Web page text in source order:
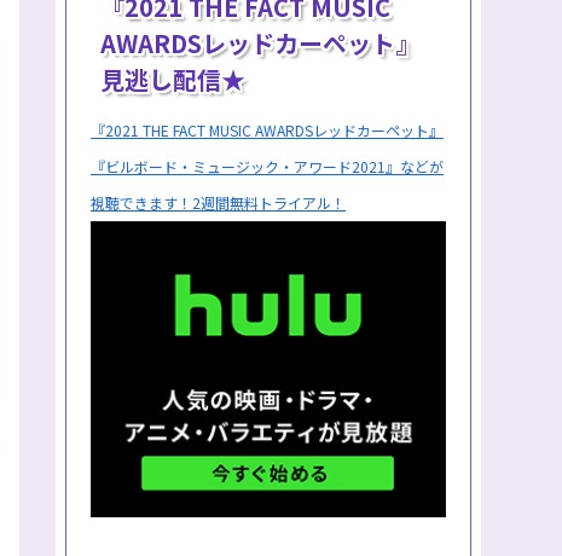
AWARDSレッドカーペット』
見逃し配信★
『2021 THE FACT MUSIC AWARDSレッドカーペット』
『ビルボード・ミュージック・アワード2021』などが
視聴できます！2週間無料トライアル！